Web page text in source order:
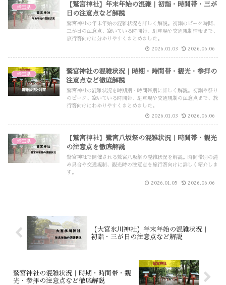
埼玉県
【鷲宮神社】年末年始の混雑｜初詣・時間帯・三が
日の注意点など解説
鷲宮神社の年末年始の混雑状況を詳しく解説。初詣のピーク時間、
三が日の注意点、空いている時間帯、駐車場や交通規制情報まで、
旅行客向けに分かりやすくまとめました。
2026.01.03 2026.06.06
埼玉県
鷲宮神社の混雑状況｜時期・時間帯・観光・参拝の
注意点など徹底解説
鷲宮神社の混雑状況を時期別・時間帯別に詳しく解説。初詣や祭り
のピーク、空いている時間帯、駐車場や交通規制の注意点まで、旅
行客向けにわかりやすくまとめました。
2026.01.03 2026.06.06
埼玉県
【鷲宮神社】鷺宮八坂祭の混雑状況｜時間帯・観光
の注意点を徹底解説
鷲宮神社で開催される鷲宮八坂祭の混雑状況を解説。時間帯別の混
み具合や交通規制、観光時の注意点を旅行客向けに詳しく紹介しま
す。
2026.01.05 2026.06.06
【大宮氷川神社】年末年始の混雑状況｜
初詣・三が日の注意点など解説
鷲宮神社の混雑状況｜時期・時間帯・観
光・参拝の注意点など徹底解説